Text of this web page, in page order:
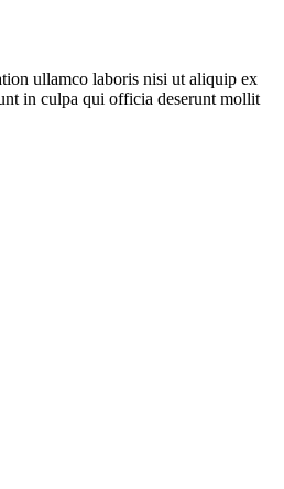
ullamco laboris nisi ut aliquip ex
in culpa qui officia deserunt mollit